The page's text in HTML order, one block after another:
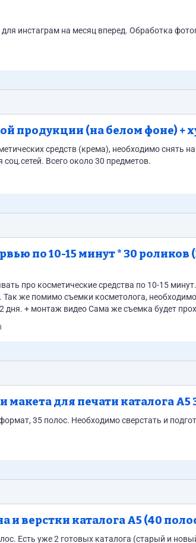
инстаграм на месяц вперед. Обработка
продукции (на белом фоне) +
средств (крема), необходимо снять
Всего около 30 предметов.
по 10-15 минут * 30
косметические средства по 10-15 минут. Всего 30 средств.
Так же помимо съемки косметолога,
товар. Все всъемки займут 2 дня. + монтаж видео Сама же
макета для печати каталога А5
35 полос. Необходимо сверстать и
и верстки каталога А5 (40
Есть уже 2 готовых каталога (старый и